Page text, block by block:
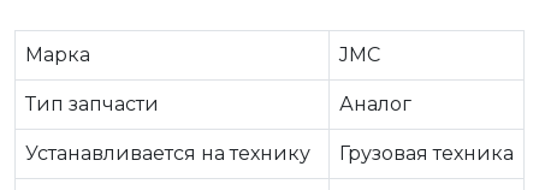
Марка JMC
Тип запчасти Аналог
Устанавливается на технику Грузовая техника